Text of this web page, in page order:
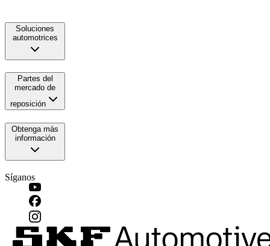
Soluciones
automotrices
Partes del
mercado de
reposición
Obtenga más
información
Síganos